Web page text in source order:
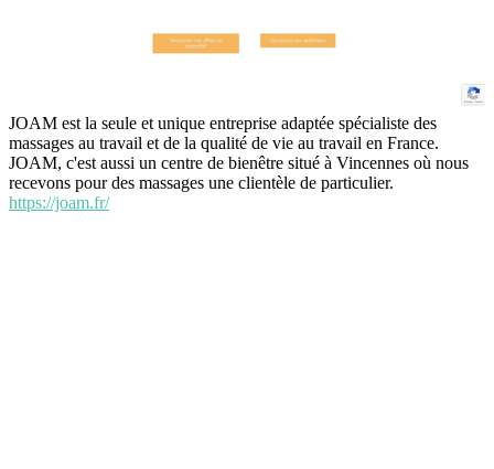
JOAM est la seule et unique entreprise adaptée spécialiste des
massages au travail et de la qualité de vie au travail en France.
JOAM, c'est aussi un centre de bienêtre situé à Vincennes où nous
recevons pour des massages une clientèle de particulier.
https://joam.fr/